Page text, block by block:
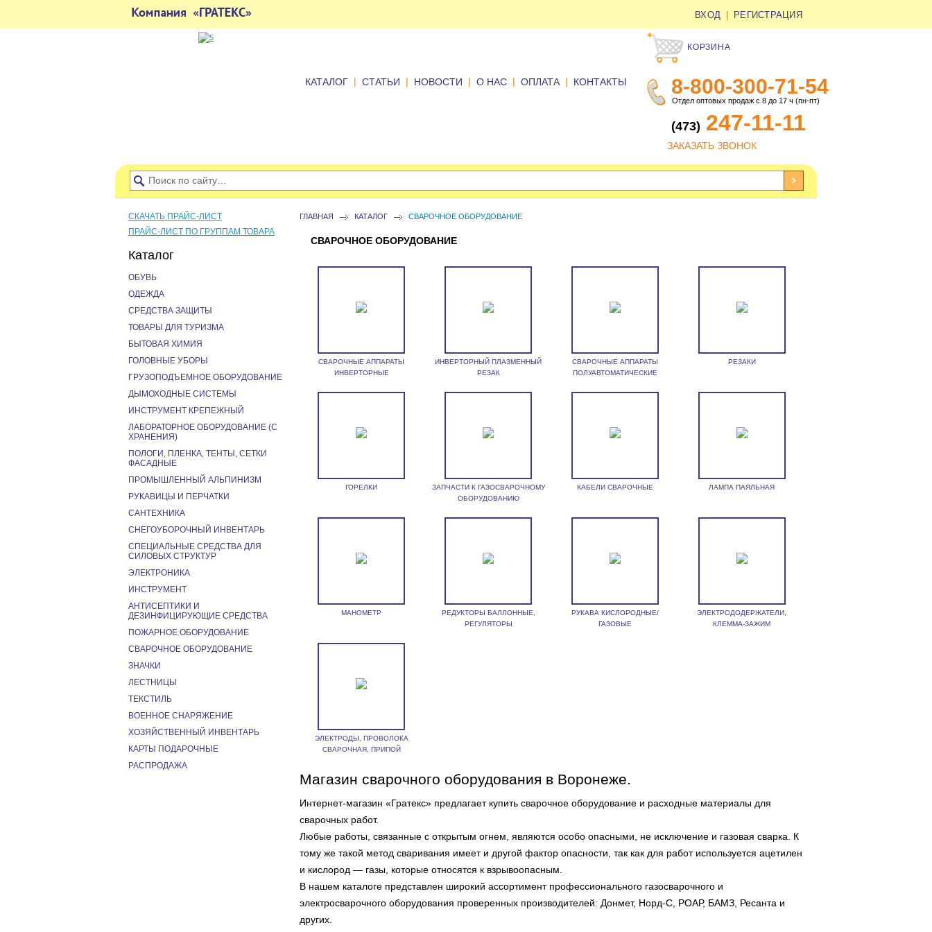
ВХОД РЕГИСТРАЦИЯ
КОРЗИНА
8-800-300-71-54
Отдел оптовых продаж с 8 до 17 ч (пн-пт)
(473) 247-11-11
ЗАКАЗАТЬ ЗВОНОК
КАТАЛОГ | СТАТЬИ | НОВОСТИ | О НАС | ОПЛАТА | КОНТАКТЫ
ГЛАВНАЯ КАТАЛОГ СВАРОЧНОЕ ОБОРУДОВАНИЕ
СВАРОЧНОЕ ОБОРУДОВАНИЕ
СВАРОЧНЫЕ АППАРАТЫ
ИНВЕРТОРНЫЕ
ИНВЕРТОРНЫЙ ПЛАЗМЕННЫЙ
РЕЗАК
СВАРОЧНЫЕ АППАРАТЫ
ПОЛУАВТОМАТИЧЕСКИЕ
РЕЗАКИ
ГОРЕЛКИ
ЗАПЧАСТИ К ГАЗОСВАРОЧНОМУ
ОБОРУДОВАНИЮ
КАБЕЛИ СВАРОЧНЫЕ ЛАМПА ПАЯЛЬНАЯ
МАНОМЕТР
РЕДУКТОРЫ БАЛЛОННЫЕ,
РЕГУЛЯТОРЫ
РУКАВА КИСЛОРОДНЫЕ/
ГАЗОВЫЕ
ЭЛЕКТРОДОДЕРЖАТЕЛИ,
КЛЕММА-ЗАЖИМ
ЭЛЕКТРОДЫ, ПРОВОЛОКА
СВАРОЧНАЯ, ПРИПОЙ
Магазин сварочного оборудования в Воронеже.
Интернет-магазин «Гратекс» предлагает купить сварочное оборудование и расходные материалы для
сварочных работ.
Любые работы, связанные с открытым огнем, являются особо опасными, не исключение и газовая сварка. К
тому же такой метод сваривания имеет и другой фактор опасности, так как для работ используется ацетилен
и кислород — газы, которые относятся к взрывоопасным.
В нашем каталоге представлен широкий ассортимент профессионального газосварочного и
электросварочного оборудования проверенных производителей: Донмет, Норд-С, РОАР, БАМЗ, Ресанта и
других.
СКАЧАТЬ ПРАЙС-ЛИСТ
ПРАЙС-ЛИСТ ПО ГРУППАМ ТОВАРА
Каталог
ОБУВЬ
ОДЕЖДА
СРЕДСТВА ЗАЩИТЫ
ТОВАРЫ ДЛЯ ТУРИЗМА
БЫТОВАЯ ХИМИЯ
ГОЛОВНЫЕ УБОРЫ
ГРУЗОПОДЪЕМНОЕ ОБОРУДОВАНИЕ
ДЫМОХОДНЫЕ СИСТЕМЫ
ИНСТРУМЕНТ КРЕПЕЖНЫЙ
ЛАБОРАТОРНОЕ ОБОРУДОВАНИЕ (С
ХРАНЕНИЯ)
ПОЛОГИ, ПЛЕНКА, ТЕНТЫ, СЕТКИ
ФАСАДНЫЕ
ПРОМЫШЛЕННЫЙ АЛЬПИНИЗМ
РУКАВИЦЫ И ПЕРЧАТКИ
САНТЕХНИКА
СНЕГОУБОРОЧНЫЙ ИНВЕНТАРЬ
СПЕЦИАЛЬНЫЕ СРЕДСТВА ДЛЯ
СИЛОВЫХ СТРУКТУР
ЭЛЕКТРОНИКА
ИНСТРУМЕНТ
АНТИСЕПТИКИ И
ДЕЗИНФИЦИРУЮЩИЕ СРЕДСТВА
ПОЖАРНОЕ ОБОРУДОВАНИЕ
СВАРОЧНОЕ ОБОРУДОВАНИЕ
ЗНАЧКИ
ЛЕСТНИЦЫ
ТЕКСТИЛЬ
ВОЕННОЕ СНАРЯЖЕНИЕ
ХОЗЯЙСТВЕННЫЙ ИНВЕНТАРЬ
КАРТЫ ПОДАРОЧНЫЕ
РАСПРОДАЖА